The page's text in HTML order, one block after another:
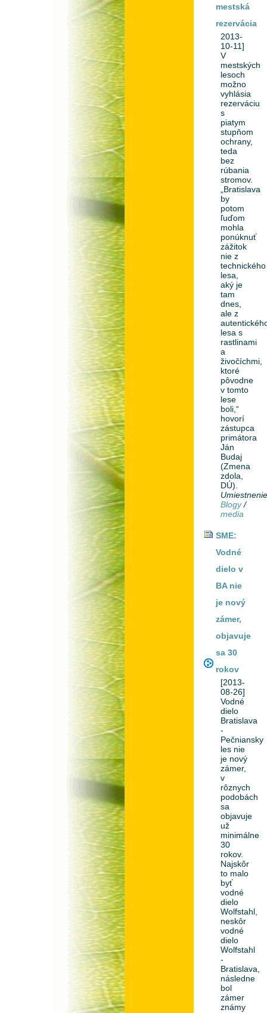
mestská
rezervácia
2013-
10-11]
V
mestských
lesoch
možno
vyhlásia
rezerváciu
s
piatym
stupňom
ochrany,
teda
bez
rúbania
stromov.
„Bratislava
by
potom
ľuďom
mohla
ponúknuť
zážitok
nie z
technického
lesa,
aký je
tam
dnes,
ale z
lesa s
rastlinami
a
živočíchmi,
ktoré
pôvodne
v tomto
lese
boli,“
hovorí
zástupca
primátora
Ján
Budaj
(Zmena
zdola,
DÚ).
Blogy /
media
SME:
Vodné
dielo v
BA nie
je nový
zámer,
objavuje
sa 30
rokov
[2013-
08-26]
Vodné
dielo
Bratislava
-
Pečniansky
les nie
je nový
zámer,
v
rôznych
podobách
sa
objavuje
už
minimálne
30
rokov.
Najskôr
to malo
byť
vodné
dielo
Wolfstahl,
neskôr
vodné
dielo
Wolfstahl
-
Bratislava,
následne
bol
zámer
známy